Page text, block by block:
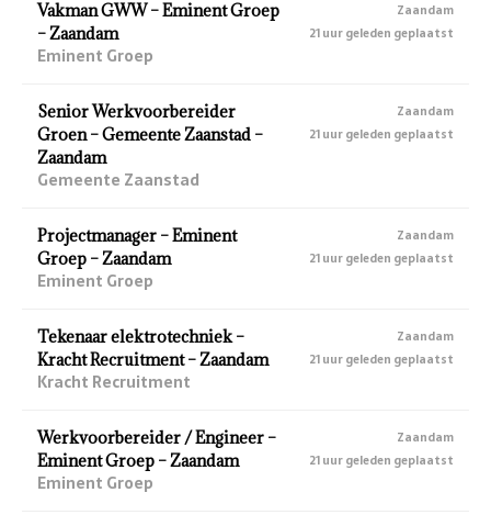
Vakman GWW – Eminent Groep
– Zaandam
Eminent Groep
Zaandam
21 uur geleden geplaatst
Senior Werkvoorbereider
Groen – Gemeente Zaanstad –
Zaandam
Gemeente Zaanstad
Zaandam
21 uur geleden geplaatst
Projectmanager – Eminent
Groep – Zaandam
Eminent Groep
Zaandam
21 uur geleden geplaatst
Tekenaar elektrotechniek –
Kracht Recruitment – Zaandam
Kracht Recruitment
Zaandam
21 uur geleden geplaatst
Werkvoorbereider / Engineer –
Eminent Groep – Zaandam
Eminent Groep
Zaandam
21 uur geleden geplaatst